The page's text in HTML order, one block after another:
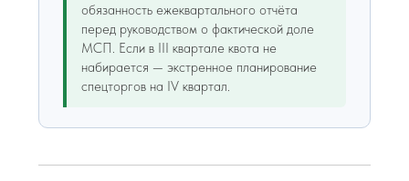
обязанность ежеквартального отчёта
перед руководством о фактической доле
МСП. Если в III квартале квота не
набирается — экстренное планирование
спецторгов на IV квартал.